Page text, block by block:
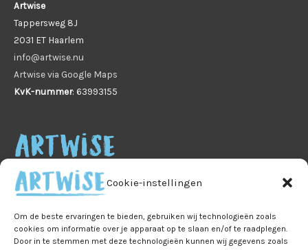
Cookie-instellingen
Om de beste ervaringen te bieden, gebruiken wij technologieën zoals
cookies om informatie over je apparaat op te slaan en/of te raadplegen.
Door in te stemmen met deze technologieën kunnen wij gegevens zoals
Artwise
Tappersweg 8J
2031 ET Haarlem
info@artwise.nu
Artwise via Google Maps
KvK-nummer: 63993155
Home Veelgestelde vragen B2B Privacy